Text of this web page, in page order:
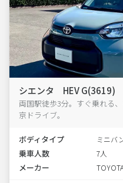
シエンタ HEV G(3619)
両国駅徒歩3分。すぐ乗れる
京ドライブ。
ボディタイプ ミニバ
乗車人数 7人
メーカー